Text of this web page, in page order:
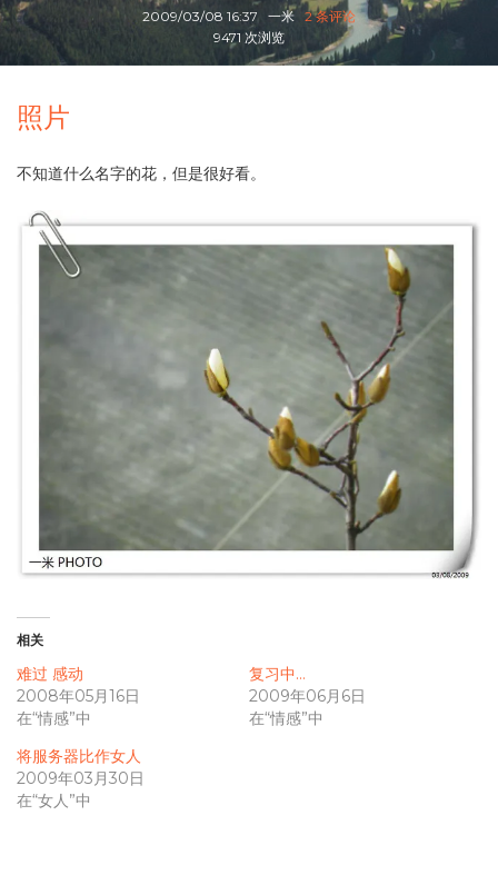
2009/03/08 16:37 一米 2 条评论
9471 次浏览
照片
不知道什么名字的花，但是很好看。
相关
难过 感动
2008年05月16日
在“情感”中
复习中…
2009年06月6日
在“情感”中
将服务器比作女人
2009年03月30日
在“女人”中